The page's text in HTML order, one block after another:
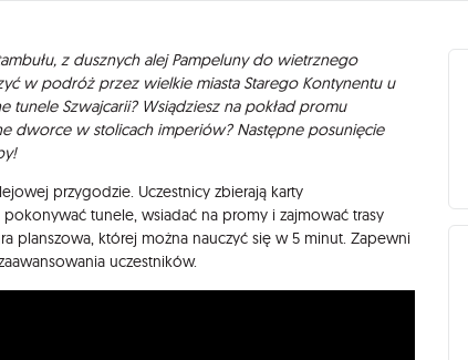
z dusznych alej Pampeluny do wietrznego
w podróż przez wielkie miasta Starego Kontynentu u
tunele Szwajcarii? Wsiądziesz na pokład promu
dworce w stolicach imperiów? Następne posunięcie
przygodzie. Uczestnicy zbierają karty
tunele, wsiadać na promy i zajmować trasy
planszowa, której można nauczyć się w 5 minut. Zapewni
uczestników.